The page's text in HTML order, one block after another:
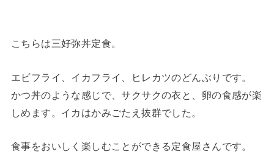
こちらは三好弥丼定食。
エビフライ、イカフライ、ヒレカツのどんぶりです。
かつ丼のような感じで、サクサクの衣と、卵の食感が楽
しめます。イカはかみごたえ抜群でした。
食事をおいしく楽しむことができる定食屋さんです。